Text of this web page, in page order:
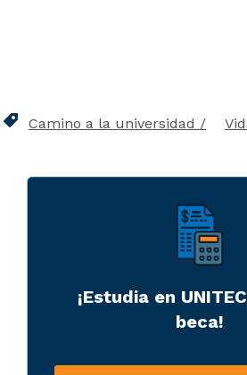
Camino a la universidad
¡Estudia en
beca!